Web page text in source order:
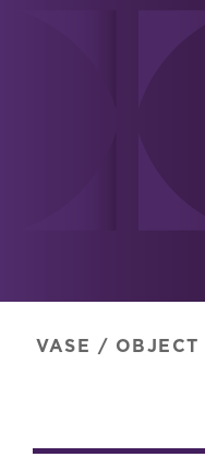
VASE / OBJECT